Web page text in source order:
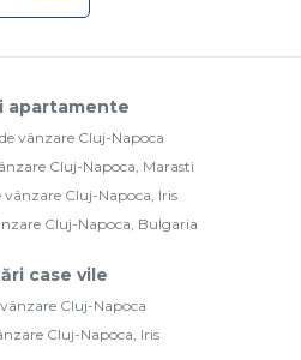
apartamente
vânzare Cluj-Napoca
Cluj-Napoca, Marasti
Cluj-Napoca, Iris
Cluj-Napoca, Bulgaria
case vile
vânzare Cluj-Napoca
Cluj-Napoca, Iris